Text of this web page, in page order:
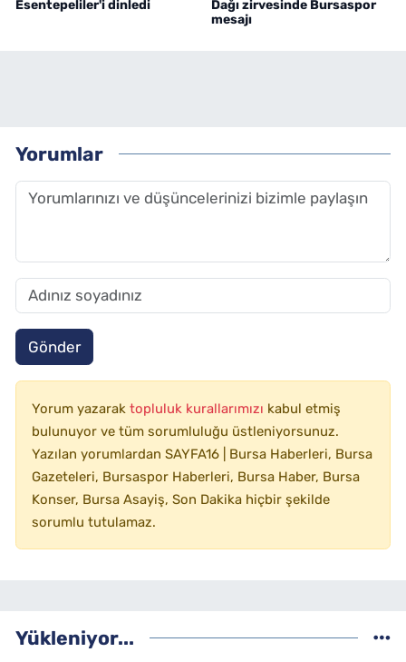
Esentepeliler'i dinledi
Dağı zirvesinde Bursaspor
mesajı
Yorumlar
Gönder
Yorum yazarak topluluk kurallarımızı kabul etmiş
bulunuyor ve tüm sorumluluğu üstleniyorsunuz.
Yazılan yorumlardan SAYFA16 | Bursa Haberleri, Bursa
Gazeteleri, Bursaspor Haberleri, Bursa Haber, Bursa
Konser, Bursa Asayiş, Son Dakika hiçbir şekilde
sorumlu tutulamaz.
Yükleniyor...